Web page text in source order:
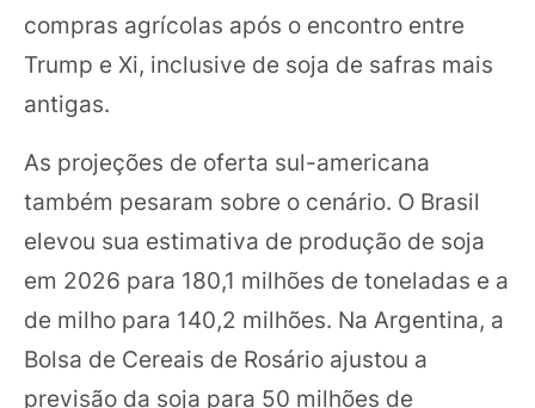
compras agrícolas após o encontro entre
Trump e Xi, inclusive de soja de safras mais
antigas.
As projeções de oferta sul-americana
também pesaram sobre o cenário. O Brasil
elevou sua estimativa de produção de soja
em 2026 para 180,1 milhões de toneladas e a
de milho para 140,2 milhões. Na Argentina, a
Bolsa de Cereais de Rosário ajustou a
previsão da soja para 50 milhões de